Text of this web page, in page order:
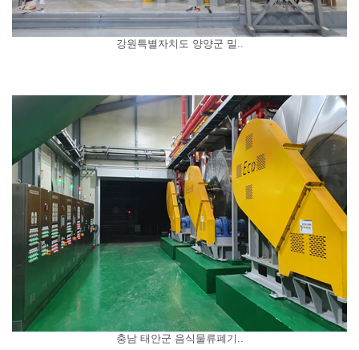
강원특별자치도 양양군 밀..
충남 태안군 음식물류폐기..